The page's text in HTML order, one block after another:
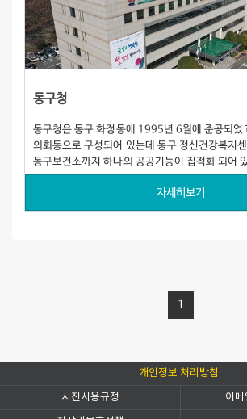
동구청
동구청은 동구 화정동에 1995년 6월에 준공되었
의회동으로 구성되어 있는데 동구 정신건강복지
동구보건소까지 하나의 공공기능이 집적화 되어
자세히보기
1
개인정보 처리방침
사진사용규정
이